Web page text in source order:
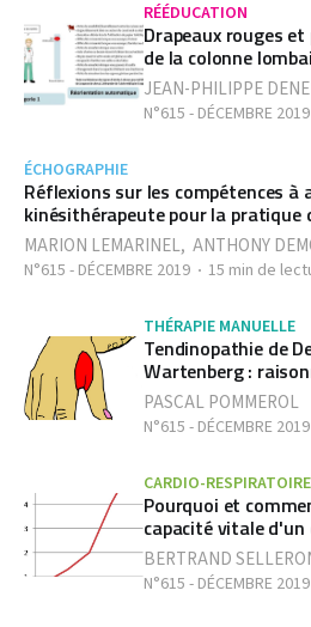
RÉÉDUCATION
Drapeaux rouges
de la colonne
JEAN-PHILIPPE
N°615 - DÉCEMBRE 2019
ÉCHOGRAPHIE
Réflexions sur les compétences à
kinésithérapeute pour la pratique
MARION LEMARINEL, ANTHONY
N°615 - DÉCEMBRE 2019 15 min de
THÉRAPIE MANUELLE
Tendinopathie de
Wartenberg :
PASCAL POMMEROL
N°615 - DÉCEMBRE 2019
CARDIO-RESPIRATOIRE
Pourquoi et
capacité vitale
BERTRAND
N°615 - DÉCEMBRE 2019